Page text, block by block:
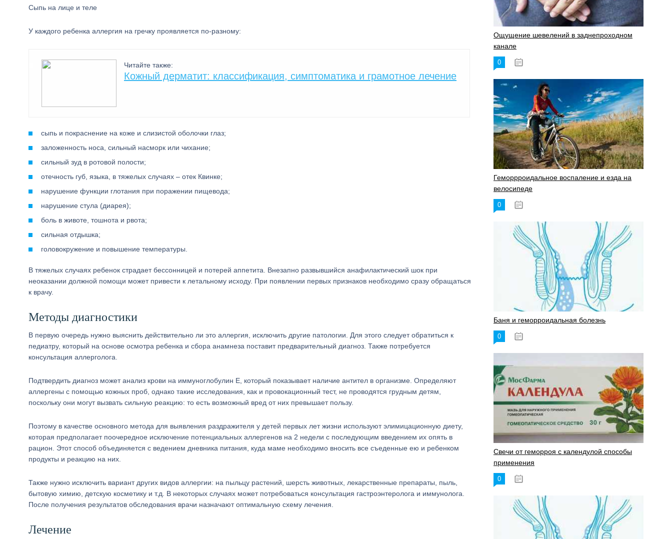
Сыпь на лице и теле
У каждого ребенка аллергия на гречку проявляется по-разному:
Читайте также:
Кожный дерматит: классификация, симптоматика и грамотное лечение
сыпь и покраснение на коже и слизистой оболочки глаз;
заложенность носа, сильный насморк или чихание;
сильный зуд в ротовой полости;
отечность губ, языка, в тяжелых случаях – отек Квинке;
нарушение функции глотания при поражении пищевода;
нарушение стула (диарея);
боль в животе, тошнота и рвота;
сильная отдышка;
головокружение и повышение температуры.
В тяжелых случаях ребенок страдает бессонницей и потерей аппетита. Внезапно развывшийся анафилактический шок при
неоказании должной помощи может привести к летальному исходу. При появлении первых признаков необходимо сразу обращаться
к врачу.
Методы диагностики
В первую очередь нужно выяснить действительно ли это аллергия, исключить другие патологии. Для этого следует обратиться к
педиатру, который на основе осмотра ребенка и сбора анамнеза поставит предварительный диагноз. Также потребуется
консультация аллерголога.
Подтвердить диагноз может анализ крови на иммуноглобулин Е, который показывает наличие антител в организме. Определяют
аллергены с помощью кожных проб, однако такие исследования, как и провокационный тест, не проводятся грудным детям,
поскольку они могут вызвать сильную реакцию: то есть возможный вред от них превышает пользу.
Поэтому в качестве основного метода для выявления раздражителя у детей первых лет жизни используют элимицационную диету,
которая предполагает поочередное исключение потенциальных аллергенов на 2 недели с последующим введением их опять в
рацион. Этот способ объединяется с ведением дневника питания, куда маме необходимо вносить все съеденные ею и ребенком
продукты и реакцию на них.
Также нужно исключить вариант других видов аллергии: на пыльцу растений, шерсть животных, лекарственные препараты, пыль,
бытовую химию, детскую косметику и т.д. В некоторых случаях может потребоваться консультация гастроэнтеролога и иммунолога.
После получения результатов обследования врачи назначают оптимальную схему лечения.
Лечение
Ощущение шевелений в заднепроходном
канале
0
Геморрроидальное воспаление и езда на
велосипеде
0
Баня и геморроидальная болезнь
0
Свечи от геморроя с календулой способы
применения
0